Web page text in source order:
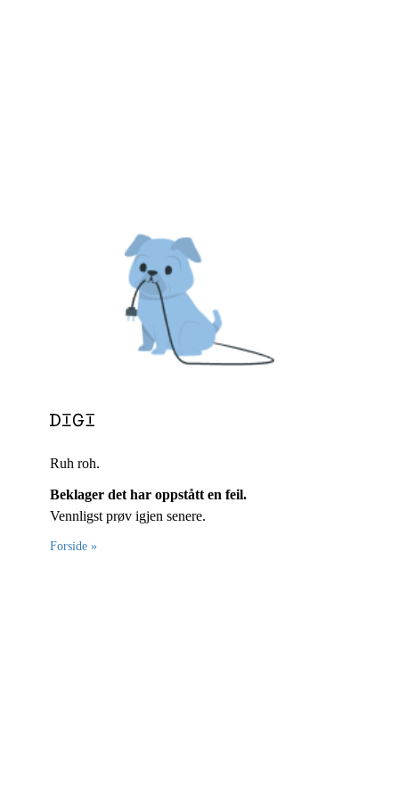
Ruh roh.
Beklager det har oppstått en feil.
Vennligst prøv igjen senere.
Forside »